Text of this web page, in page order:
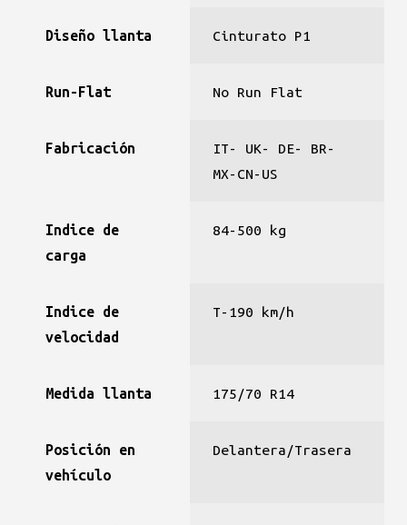
Diseño llanta Cinturato P1
Run-Flat No Run Flat
Fabricación
IT- UK- DE- BR-
MX-CN-US
Indice de
carga
84-500 kg
Indice de
velocidad
T-190 km/h
Medida llanta 175/70 R14
Posición en
vehículo
Delantera/Trasera